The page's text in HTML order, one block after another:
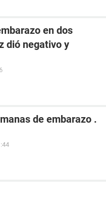
en dos
dió negativo y
de embarazo .